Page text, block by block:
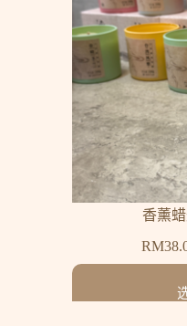
香薰
RM